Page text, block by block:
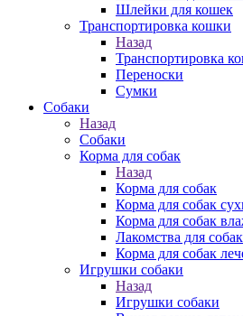
Шлейки для кошек
Транспортировка кошки
Назад
Транспортировка
Переноски
Сумки
Собаки
Назад
Собаки
Корма для собак
Назад
Корма для собак
Корма для собак
Корма для собак
Лакомства для собак
Корма для собак
Игрушки собаки
Назад
Игрушки собаки